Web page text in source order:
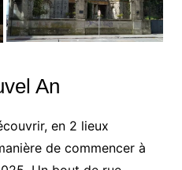
An
en 2 lieux
de commencer à